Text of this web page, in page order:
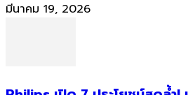
มีนาคม 19, 2026